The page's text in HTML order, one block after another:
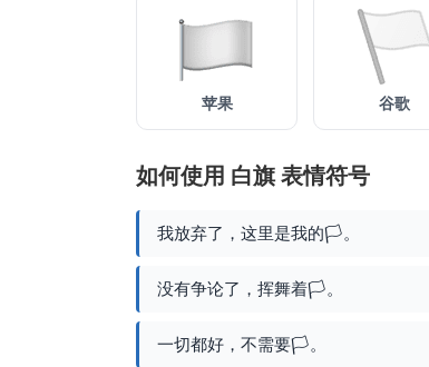
苹果 谷歌
如何使用 白旗 表情符号
我放弃了，这里是我的🏳️。
没有争论了，挥舞着🏳️。
一切都好，不需要🏳️。